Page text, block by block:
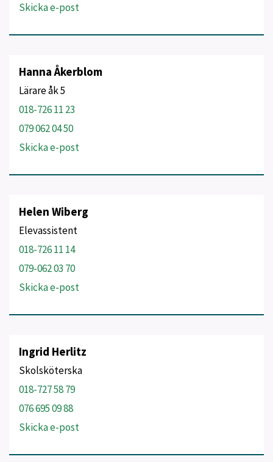
Skicka e-post
Hanna Åkerblom
Lärare åk 5
018-726 11 23
079 062 04 50
Skicka e-post
Helen Wiberg
Elevassistent
018-726 11 14
079-062 03 70
Skicka e-post
Ingrid Herlitz
Skolsköterska
018-727 58 79
076 695 09 88
Skicka e-post